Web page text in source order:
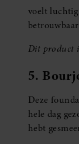
voelt
Dit product
5.
Deze
hele dag
hebt